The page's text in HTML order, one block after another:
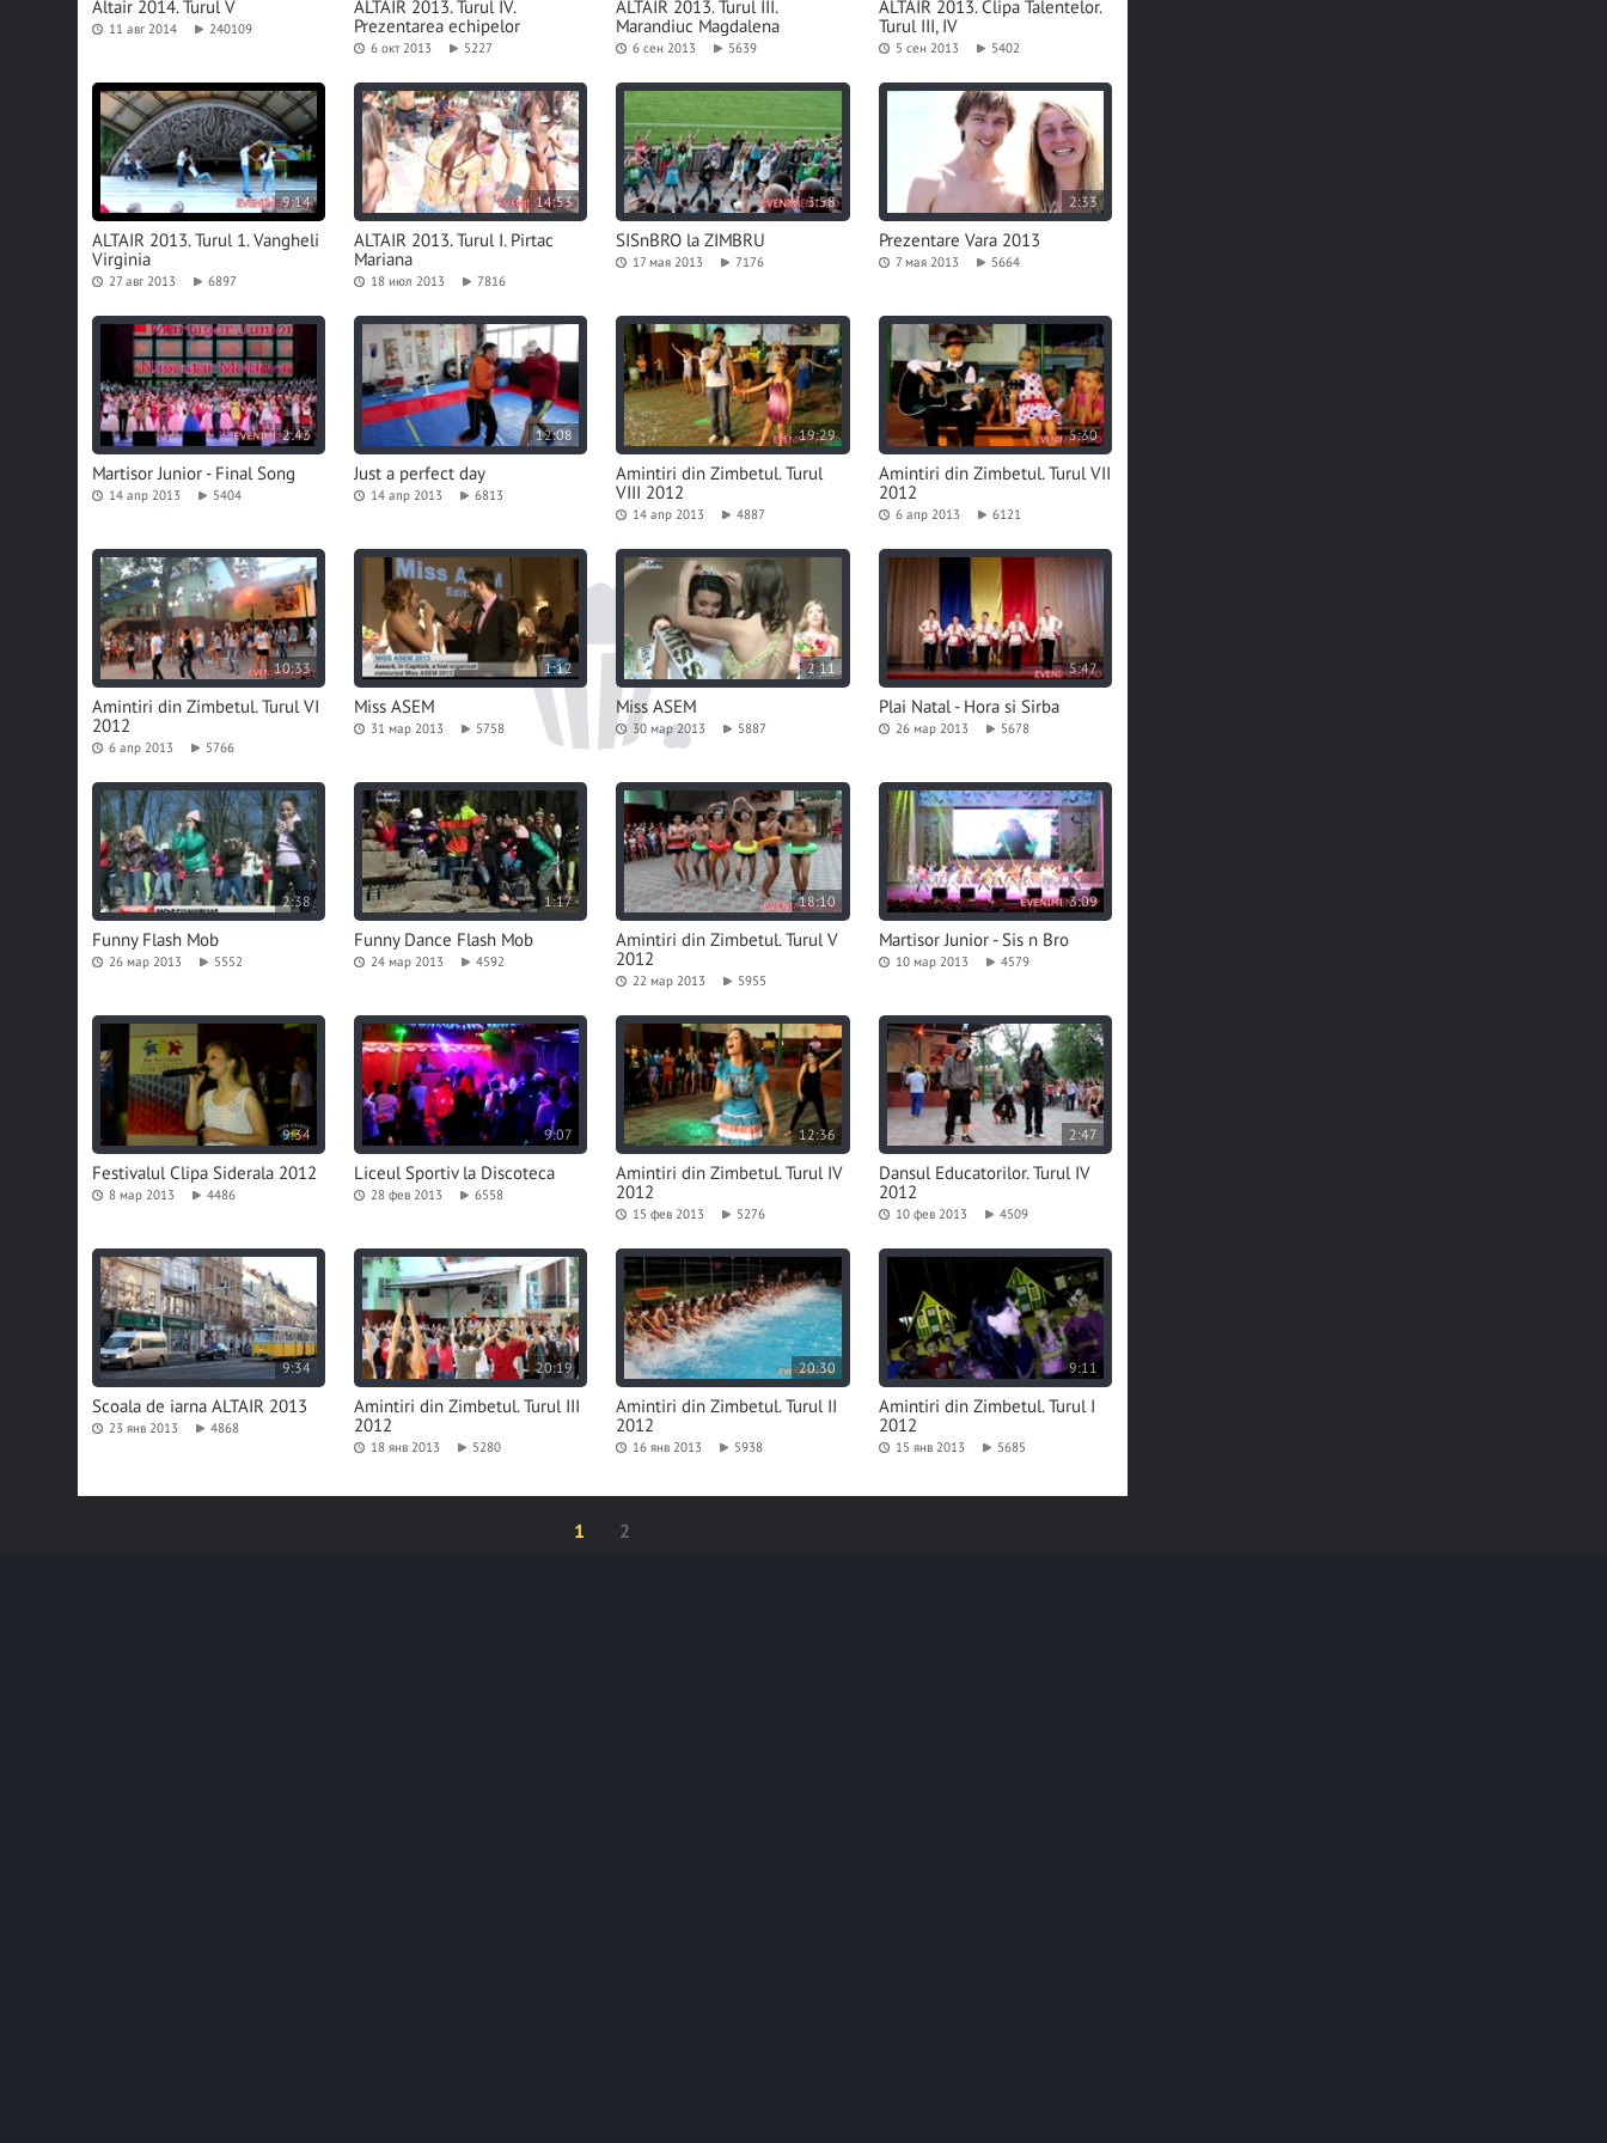
Altair 2014. Turul V
11 авг 2014 240109
ALTAIR 2013. Turul IV.
Prezentarea echipelor
6 окт 2013 5227
ALTAIR 2013. Turul III.
Marandiuc Magdalena
6 сен 2013 5639
ALTAIR 2013. Clipa Talentelor.
Turul III, IV
5 сен 2013 5402
9:14
ALTAIR 2013. Turul 1. Vangheli
Virginia
27 авг 2013 6897
14:53
ALTAIR 2013. Turul I. Pirtac
Mariana
18 июл 2013 7816
3:58
SISnBRO la ZIMBRU
17 мая 2013 7176
2:33
Prezentare Vara 2013
7 мая 2013 5664
2:43
Martisor Junior - Final Song
14 апр 2013 5404
12:08
Just a perfect day
14 апр 2013 6813
19:29
Amintiri din Zimbetul. Turul
VIII 2012
14 апр 2013 4887
5:30
Amintiri din Zimbetul. Turul VII
2012
6 апр 2013 6121
10:33
Amintiri din Zimbetul. Turul VI
2012
6 апр 2013 5766
1:12
Miss ASEM
31 мар 2013 5758
2:11
Miss ASEM
30 мар 2013 5887
5:47
Plai Natal - Hora si Sirba
26 мар 2013 5678
2:38
Funny Flash Mob
26 мар 2013 5552
1:17
Funny Dance Flash Mob
24 мар 2013 4592
18:10
Amintiri din Zimbetul. Turul V
2012
22 мар 2013 5955
3:09
Martisor Junior - Sis n Bro
10 мар 2013 4579
9:34
Festivalul Clipa Siderala 2012
8 мар 2013 4486
9:07
Liceul Sportiv la Discoteca
28 фев 2013 6558
12:36
Amintiri din Zimbetul. Turul IV
2012
15 фев 2013 5276
2:47
Dansul Educatorilor. Turul IV
2012
10 фев 2013 4509
9:34
Scoala de iarna ALTAIR 2013
23 янв 2013 4868
20:19
Amintiri din Zimbetul. Turul III
2012
18 янв 2013 5280
20:30
Amintiri din Zimbetul. Turul II
2012
16 янв 2013 5938
9:11
Amintiri din Zimbetul. Turul I
2012
15 янв 2013 5685
1 2